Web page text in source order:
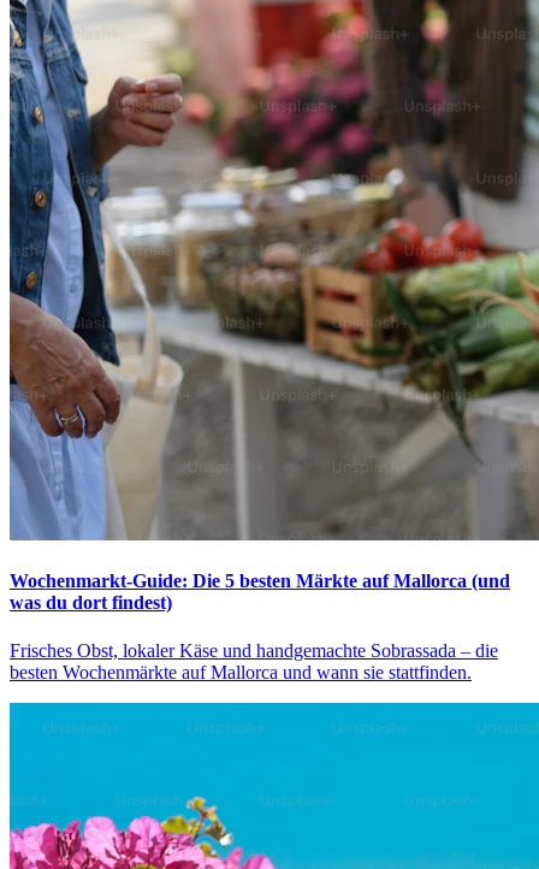
Wochenmarkt-Guide: Die 5 besten Märkte auf Mallorca (und
was du dort findest)
Frisches Obst, lokaler Käse und handgemachte Sobrassada – die
besten Wochenmärkte auf Mallorca und wann sie stattfinden.